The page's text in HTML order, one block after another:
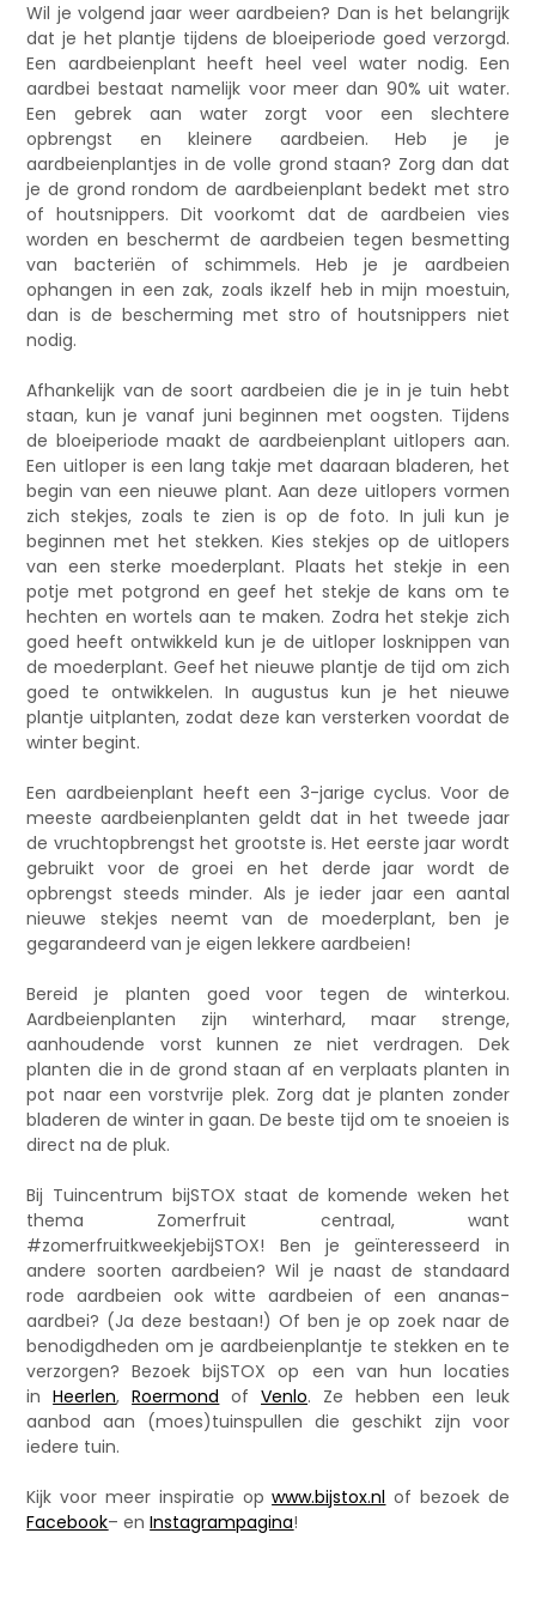
Wil je volgend jaar weer aardbeien? Dan is het belangrijk
dat je het plantje tijdens de bloeiperiode goed verzorgd.
Een aardbeienplant heeft heel veel water nodig. Een
aardbei bestaat namelijk voor meer dan 90% uit water.
Een gebrek aan water zorgt voor een slechtere
opbrengst en kleinere aardbeien. Heb je je
aardbeienplantjes in de volle grond staan? Zorg dan dat
je de grond rondom de aardbeienplant bedekt met stro
of houtsnippers. Dit voorkomt dat de aardbeien vies
worden en beschermt de aardbeien tegen besmetting
van bacteriën of schimmels. Heb je je aardbeien
ophangen in een zak, zoals ikzelf heb in mijn moestuin,
dan is de bescherming met stro of houtsnippers niet
nodig.
Afhankelijk van de soort aardbeien die je in je tuin hebt
staan, kun je vanaf juni beginnen met oogsten. Tijdens
de bloeiperiode maakt de aardbeienplant uitlopers aan.
Een uitloper is een lang takje met daaraan bladeren, het
begin van een nieuwe plant. Aan deze uitlopers vormen
zich stekjes, zoals te zien is op de foto. In juli kun je
beginnen met het stekken. Kies stekjes op de uitlopers
van een sterke moederplant. Plaats het stekje in een
potje met potgrond en geef het stekje de kans om te
hechten en wortels aan te maken. Zodra het stekje zich
goed heeft ontwikkeld kun je de uitloper losknippen van
de moederplant. Geef het nieuwe plantje de tijd om zich
goed te ontwikkelen. In augustus kun je het nieuwe
plantje uitplanten, zodat deze kan versterken voordat de
winter begint.
Een aardbeienplant heeft een 3-jarige cyclus. Voor de
meeste aardbeienplanten geldt dat in het tweede jaar
de vruchtopbrengst het grootste is. Het eerste jaar wordt
gebruikt voor de groei en het derde jaar wordt de
opbrengst steeds minder. Als je ieder jaar een aantal
nieuwe stekjes neemt van de moederplant, ben je
gegarandeerd van je eigen lekkere aardbeien!
Bereid je planten goed voor tegen de winterkou.
Aardbeienplanten zijn winterhard, maar strenge,
aanhoudende vorst kunnen ze niet verdragen. Dek
planten die in de grond staan af en verplaats planten in
pot naar een vorstvrije plek. Zorg dat je planten zonder
bladeren de winter in gaan. De beste tijd om te snoeien is
direct na de pluk.
Bij Tuincentrum bijSTOX staat de komende weken het
thema Zomerfruit centraal, want
#zomerfruitkweekjebijSTOX! Ben je geïnteresseerd in
andere soorten aardbeien? Wil je naast de standaard
rode aardbeien ook witte aardbeien of een ananas-
aardbei? (Ja deze bestaan!) Of ben je op zoek naar de
benodigdheden om je aardbeienplantje te stekken en te
verzorgen? Bezoek bijSTOX op een van hun locaties
inHeerlen,Roermond ofVenlo. Ze hebben een leuk
aanbod aan (moes)tuinspullen die geschikt zijn voor
iedere tuin.
Kijk voor meer inspiratie opwww.bijstox.nl of bezoek de
Facebook– enInstagrampagina!